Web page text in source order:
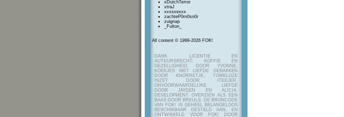
xDutchTerror
xtraJ
xxxsxexxx
zachteP0rn0sn0r
zuignap
_Fulton_
All content © 1999-2026 FOK!
DANK, LICENTIE EN
AUTEURSRECHT: KOFFIE EN
GEZELLIGHEID DOOR YVONNE,
KOEKJES MET LIEFDE GEBAKKEN
DOOR KNORRETJE, TOMELOZE
INZET DOOR ITEEJER,
ONVOORWAARDELIJKE LIEFDE
DOOR JAYDEN EN ALICIA,
DEVELOPMENT OVERZIEN ALS EEN
BAAS DOOR BREULS. DE BRONCODE
VAN FOK! IS GEHEEL BELANGELOOS
BESCHIKBAAR GESTELD AAN, EN
ONTWIKKELD VOOR FOK! DOOR